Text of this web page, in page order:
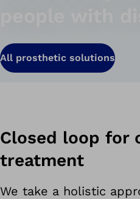
All prosthetic solutions
Closed loop for
treatment
We take a holistic